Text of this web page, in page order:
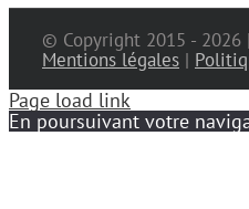
© Copyright 2015 - 2026
Mentions légales |
Page load link
En poursuivant votre